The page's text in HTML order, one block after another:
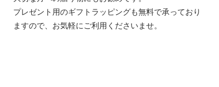
プレゼント用のギフトラッピングも無料で承っており
ますので、お気軽にご利用くださいませ。